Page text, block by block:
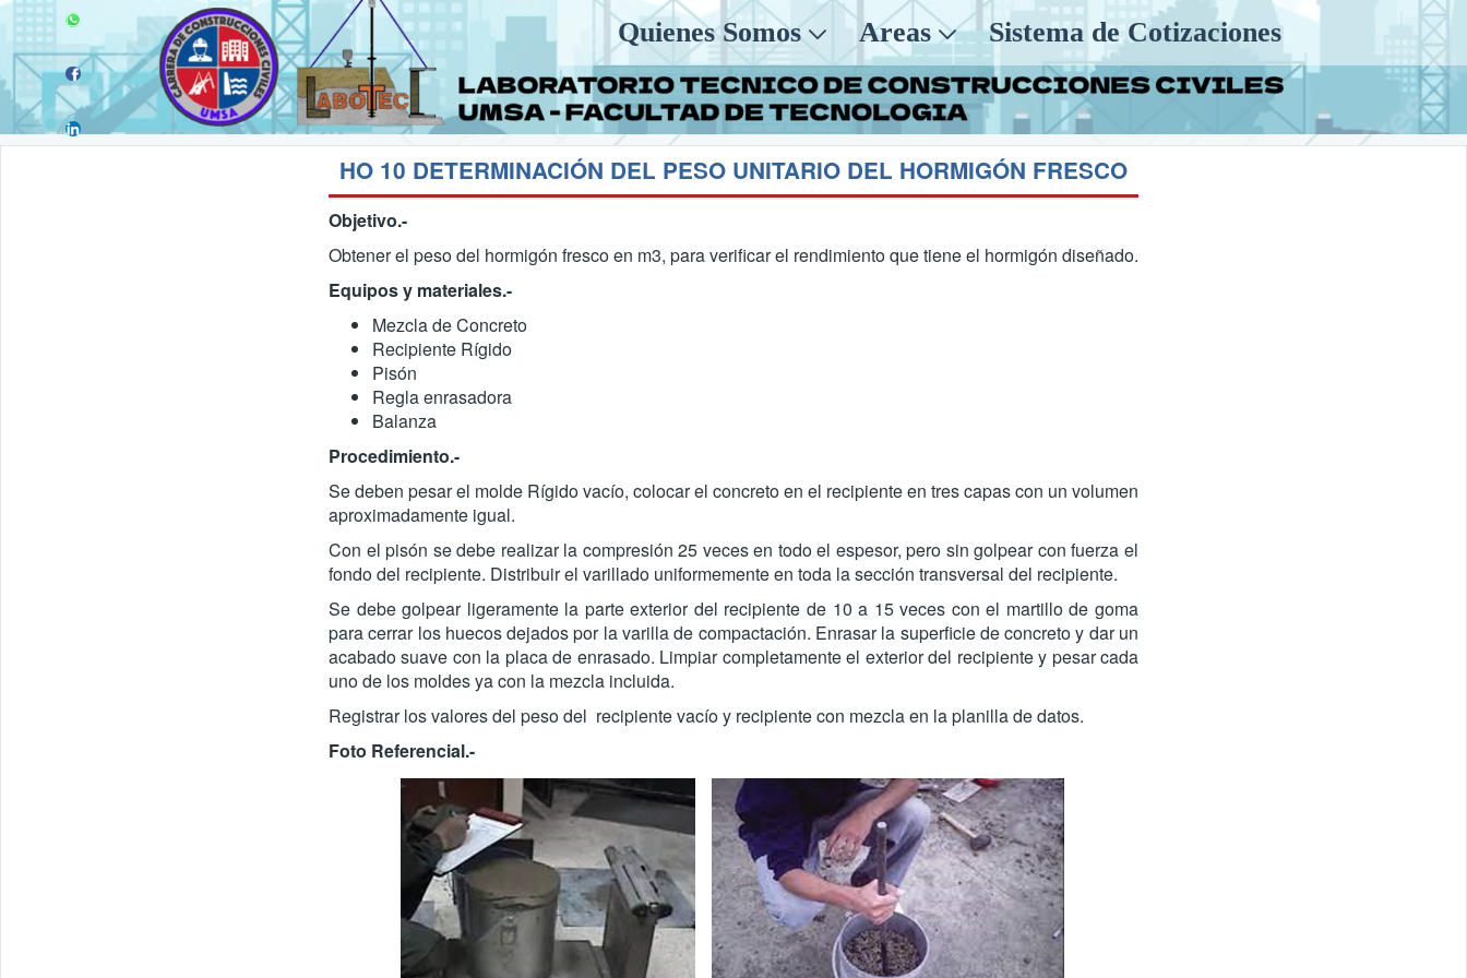
Quienes Somos Areas Sistema de Cotizaciones
HO 10 DETERMINACIÓN DEL PESO UNITARIO DEL HORMIGÓN FRESCO
Objetivo.-
Obtener el peso del hormigón fresco en m3, para verificar el rendimiento que tiene el hormigón diseñado.
Equipos y materiales.-
Mezcla de Concreto
Recipiente Rígido
Pisón
Regla enrasadora
Balanza
Procedimiento.-
Se deben pesar el molde Rígido vacío, colocar el concreto en el recipiente en tres capas con un volumen
aproximadamente igual.
Con el pisón se debe realizar la compresión 25 veces en todo el espesor, pero sin golpear con fuerza el
fondo del recipiente. Distribuir el varillado uniformemente en toda la sección transversal del recipiente.
Se debe golpear ligeramente la parte exterior del recipiente de 10 a 15 veces con el martillo de goma
para cerrar los huecos dejados por la varilla de compactación. Enrasar la superficie de concreto y dar un
acabado suave con la placa de enrasado. Limpiar completamente el exterior del recipiente y pesar cada
uno de los moldes ya con la mezcla incluida.
Registrar los valores del peso del recipiente vacío y recipiente con mezcla en la planilla de datos.
Foto Referencial.-